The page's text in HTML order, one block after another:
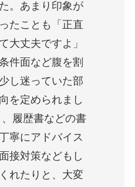
。あまり印象が
たことも「正直
大丈夫ですよ」
件面など腹を割
し迷っていた部
を定められまし
履歴書などの書
寧にアドバイス
接対策などもし
れたりと、大変